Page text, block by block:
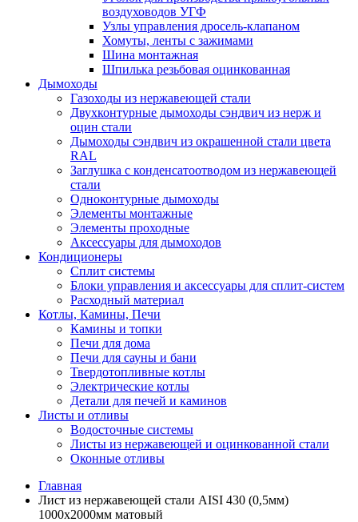
воздуховодов УГФ
Узлы управления дросель-клапаном
Хомуты, ленты с зажимами
Шина монтажная
Шпилька резьбовая оцинкованная
Дымоходы
Газоходы из нержавеющей стали
Двухконтурные дымоходы сэндвич из нерж и
оцин стали
Дымоходы сэндвич из окрашенной стали цвета
RAL
Заглушка с конденсатоотводом из нержавеющей
стали
Одноконтурные дымоходы
Элементы монтажные
Элементы проходные
Аксессуары для дымоходов
Кондиционеры
Сплит системы
Блоки управления и аксессуары для сплит-систем
Расходный материал
Котлы, Камины, Печи
Камины и топки
Печи для дома
Печи для сауны и бани
Твердотопливные котлы
Электрические котлы
Детали для печей и каминов
Листы и отливы
Водосточные системы
Листы из нержавеющей и оцинкованной стали
Оконные отливы
Главная
Лист из нержавеющей стали AISI 430 (0,5мм)
1000х2000мм матовый